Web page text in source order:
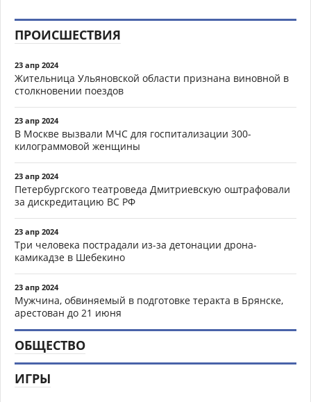
ПРОИСШЕСТВИЯ
23 апр 2024
Жительница Ульяновской области признана виновной в
столкновении поездов
23 апр 2024
В Москве вызвали МЧС для госпитализации 300-
килограммовой женщины
23 апр 2024
Петербургского театроведа Дмитриевскую оштрафовали
за дискредитацию ВС РФ
23 апр 2024
Три человека пострадали из-за детонации дрона-
камикадзе в Шебекино
23 апр 2024
Мужчина, обвиняемый в подготовке теракта в Брянске,
арестован до 21 июня
ОБЩЕСТВО
ИГРЫ